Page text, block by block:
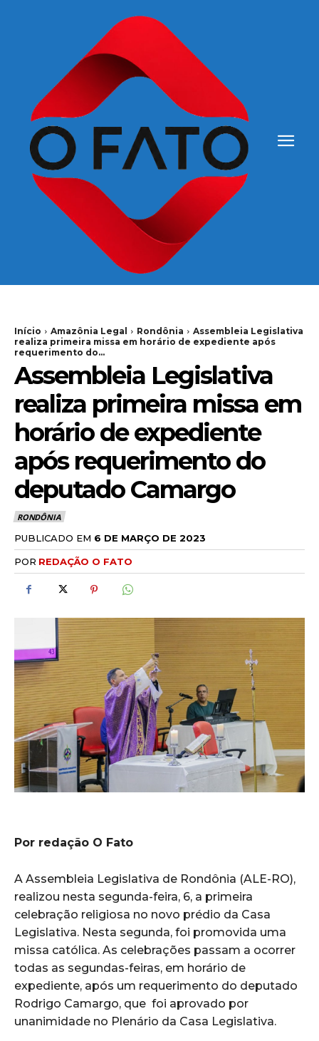
Início Amazônia Legal Rondônia
Assembleia Legislativa
realiza primeira missa em horário de expediente após
requerimento do...
Assembleia Legislativa
realiza primeira missa em
horário de expediente
após requerimento do
deputado Camargo
RONDÔNIA
PUBLICADO EM 6 DE MARÇO DE 2023
POR REDAÇÃO O FATO
Por redação O Fato
A Assembleia Legislativa de Rondônia (ALE-RO),
realizou nesta segunda-feira, 6, a primeira
celebração religiosa no novo prédio da Casa
Legislativa. Nesta segunda, foi promovida uma
missa católica. As celebrações passam a ocorrer
todas as segundas-feiras, em horário de
expediente, após um requerimento do deputado
Rodrigo Camargo, que foi aprovado por
unanimidade no Plenário da Casa Legislativa.